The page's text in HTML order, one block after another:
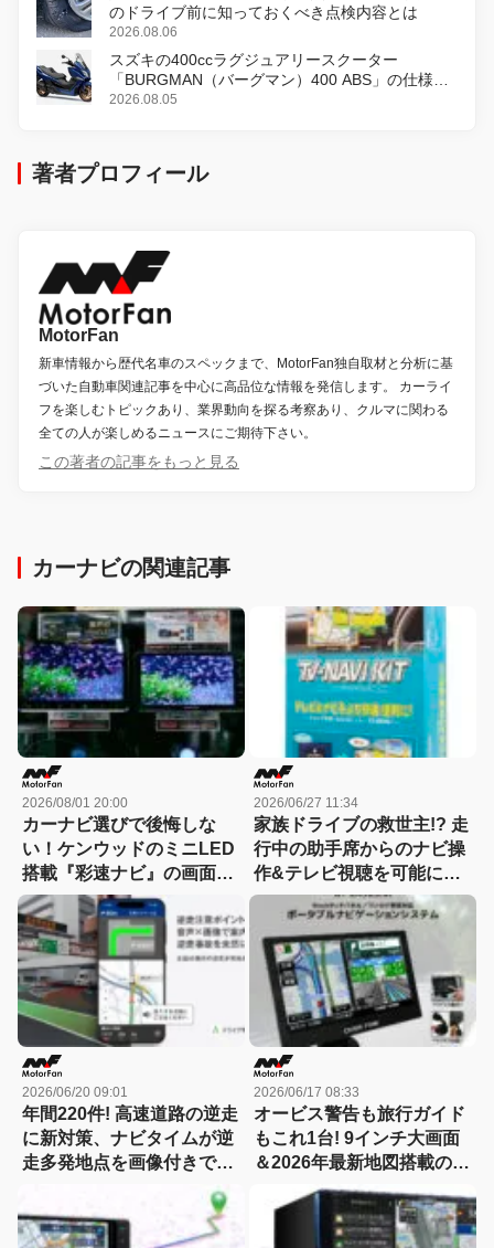
のドライブ前に知っておくべき点検内容とは
2026.08.06
スズキの400ccラグジュアリースクーター
「BURGMAN（バーグマン）400 ABS」の仕様を
変更し、8月18日に発売
2026.08.05
著者プロフィール
MotorFan
新車情報から歴代名車のスペックまで、MotorFan独自取材と分析に基
づいた自動車関連記事を中心に高品位な情報を発信します。 カーライ
フを楽しむトピックあり、業界動向を探る考察あり、クルマに関わる
全ての人が楽しめるニュースにご期待下さい。
この著者の記事をもっと見る
カーナビの関連記事
2026/08/01 20:00
カーナビ選びで後悔しな
い！ケンウッドのミニLED
搭載『彩速ナビ』の画面の
良さは店頭で一目瞭然？
2026/06/27 11:34
家族ドライブの救世主!? 走
行中の助手席からのナビ操
作&テレビ視聴を可能にす
る新型スーパーワン対応
『テレビキット/テレビナビ
キット』登場! 【CAR
MONO図鑑】
2026/06/20 09:01
年間220件! 高速道路の逆走
に新対策、ナビタイムが逆
走多発地点を画像付きで警
【CAR MONO図鑑】
2026/06/17 08:33
オービス警告も旅行ガイド
もこれ1台! 9インチ大画面
＆2026年最新地図搭載のポ
ータブルナビが想像以上の
便利さ!【CAR MONO図